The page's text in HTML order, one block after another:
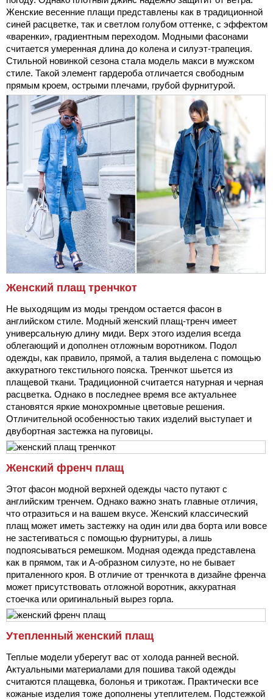
Женские весенние плащи представлены как в традиционной
синей расцветке, так и светлом голубом оттенке, с эффектом
«варенки», градиентным переходом. Модными фасонами
считается умеренная длина до колена и силуэт-трапеция.
Стильной новинкой сезона стала модель макси в мужском
стиле. Такой элемент гардероба отличается свободным
прямым кроем, острыми плечами, грубой фурнитурой.
Женский плащ тренчкот
Не выходящим из моды трендом остается фасон в
английском стиле. Модный женский плащ-тренч имеет
универсальную длину миди. Верх этого изделия всегда
облегающий и дополнен отложным воротником. Подол
одежды, как правило, прямой, а талия выделена с помощью
аккуратного текстильного пояска. Тренчкот шьется из
плащевой ткани. Традиционной считается натурная и черная
расцветка. Однако в последнее время все актуальнее
становятся яркие монохромные цветовые решения.
Отличительной особенностью таких изделий выступает и
двубортная застежка на пуговицы.
Женский френч плащ
Этот фасон модной верхней одежды часто путают с
английским тренчем. Однако важно знать главные отличия,
что отразиться и на вашем вкусе. Женский классический
плащ может иметь застежку на один или два борта или вовсе
не застегиваться с помощью фурнитуры, а лишь
подпоясываться ремешком. Модная одежда представлена
как в прямом, так и А-образном силуэте, но не бывает
приталенного кроя. В отличие от тренчкота в дизайне френча
может присутствовать отложной воротник, аккуратная
стоечка или оригинальный вырез горла.
Утепленный женский плащ
Теплые модели уберегут вас от холода ранней весной.
Актуальными материалами для пошива такой одежды
считаются плащевка, болонья и трикотаж. Практически все
кожаные изделия тоже дополнены утеплителем. Подстежкой